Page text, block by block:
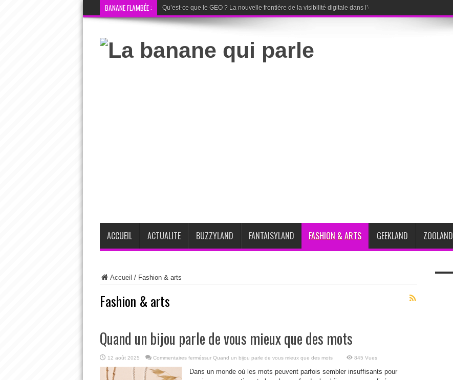
BANANE FLAMBÉE : Qu’est-ce que le GEO ? La nouvelle frontière de la visibilité digitale dans l’ère de l’intelligence artificielle
ACCUEIL ACTUALITE BUZZYLAND FANTAISYLAND FASHION & ARTS GEEKLAND ZOOLAND
Accueil / Fashion & arts
Fashion & arts
Quand un bijou parle de vous mieux que des mots
12 août 2025 Commentaires ferméssur Quand un bijou parle de vous mieux que des mots 845 Vues
Dans un monde où les mots peuvent parfois sembler insuffisants pour